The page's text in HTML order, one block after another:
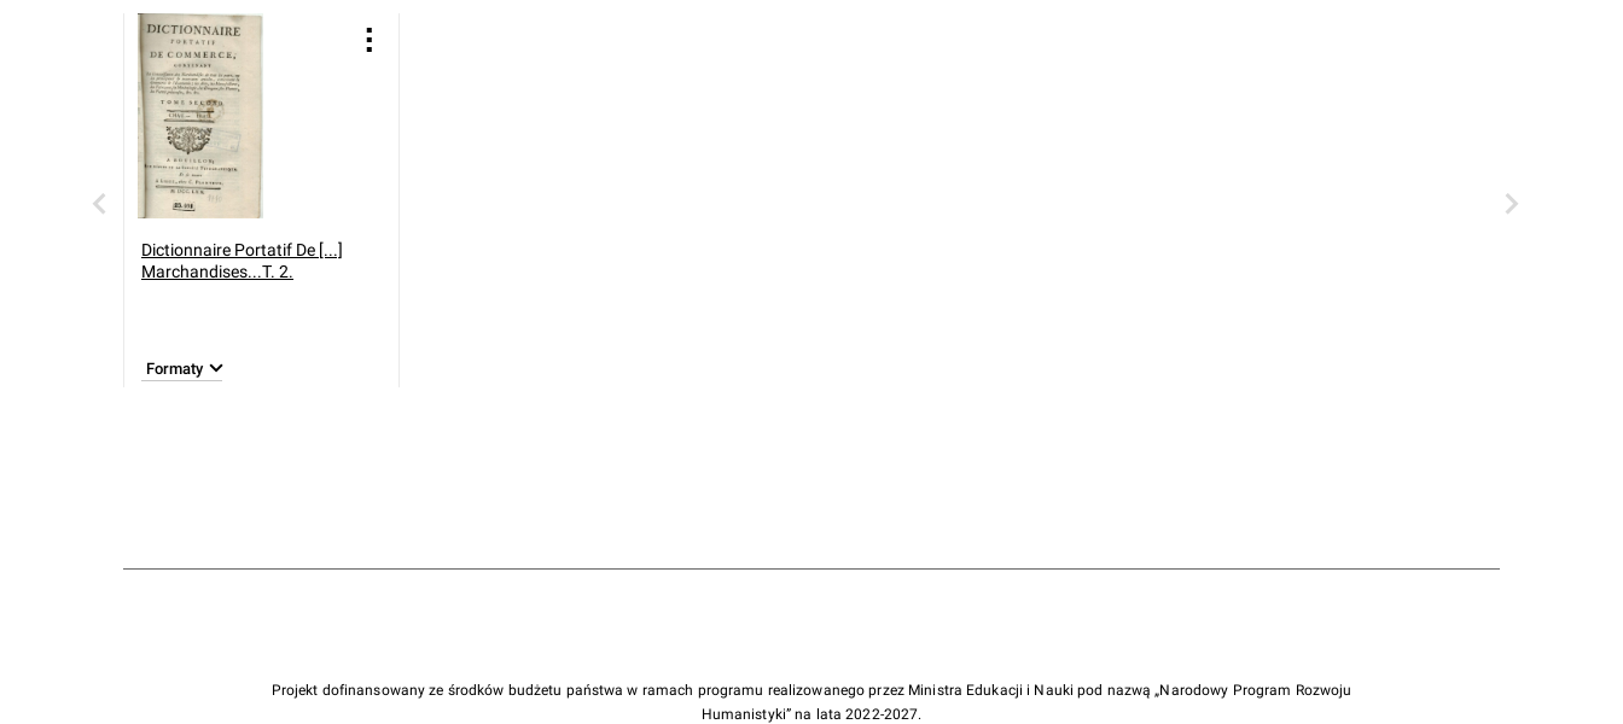
Dictionnaire Portatif De [...]
Marchandises...T. 2.
Formaty
Projekt dofinansowany ze środków budżetu państwa w ramach programu realizowanego przez Ministra Edukacji i Nauki pod nazwą „Narodowy Program Rozwoju
Humanistyki” na lata 2022-2027.